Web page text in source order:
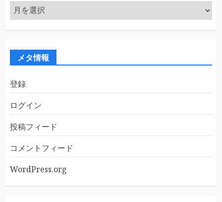
ア
ー
カ
メタ情報
登録
ログイン
投稿フィード
コメントフィード
WordPress.org